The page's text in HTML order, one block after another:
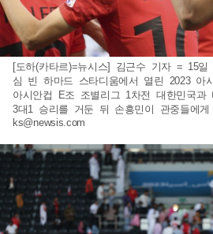
[도하(카타르)=뉴시스] 김근수 기자 = 15
심 빈 하마드 스타디움에서 열린 2023 아
아시안컵 E조 조별리그 1차전 대한민국과
3대1 승리를 거둔 뒤 손흥민이 관중들에
ks@newsis.com